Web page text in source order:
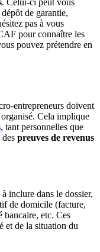
de garantie,
pas à vous
pour connaître les
pouvez prétendre en
entrepreneurs doivent
Cela implique
, tant personnelles que
des preuves de revenus
inclure dans le dossier,
de domicile (facture,
bancaire, etc. Ces
et de la situation du